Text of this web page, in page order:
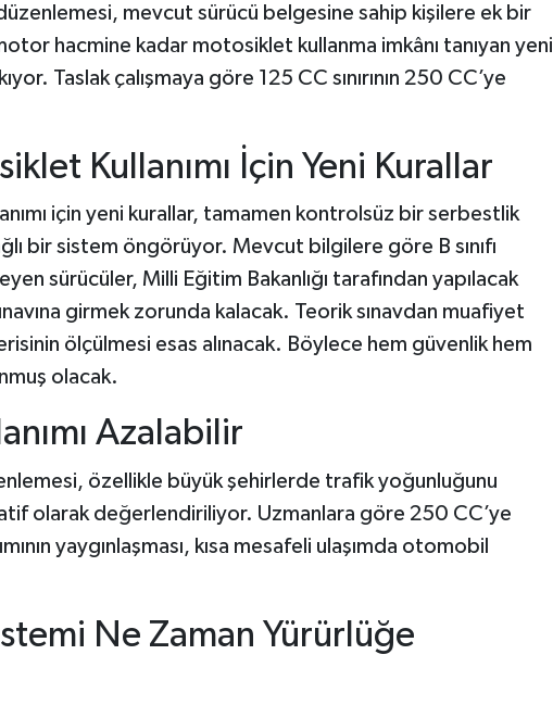
düzenlemesi, mevcut sürücü belgesine sahip kişilere ek bir
hacmine kadar motosiklet kullanma imkânı tanıyan yeni
Taslak çalışmaya göre 125 CC sınırının 250 CC’ye
Kullanımı İçin Yeni Kurallar
için yeni kurallar, tamamen kontrolsüz bir serbestlik
bir sistem öngörüyor. Mevcut bilgilere göre B sınıfı
sürücüler, Milli Eğitim Bakanlığı tarafından yapılacak
girmek zorunda kalacak. Teorik sınavdan muafiyet
ölçülmesi esas alınacak. Böylece hem güvenlik hem
olacak.
Azalabilir
özellikle büyük şehirlerde trafik yoğunluğunu
olarak değerlendiriliyor. Uzmanlara göre 250 CC’ye
yaygınlaşması, kısa mesafeli ulaşımda otomobil
Ne Zaman Yürürlüğe